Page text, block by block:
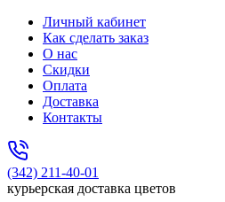
Личный кабинет
Как сделать заказ
О нас
Скидки
Оплата
Доставка
Контакты
(342) 211-40-01
курьерская доставка цветов